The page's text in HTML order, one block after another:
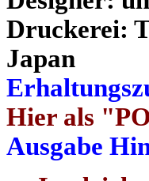
Druckerei:
Japan
Hier als
Ausgabe